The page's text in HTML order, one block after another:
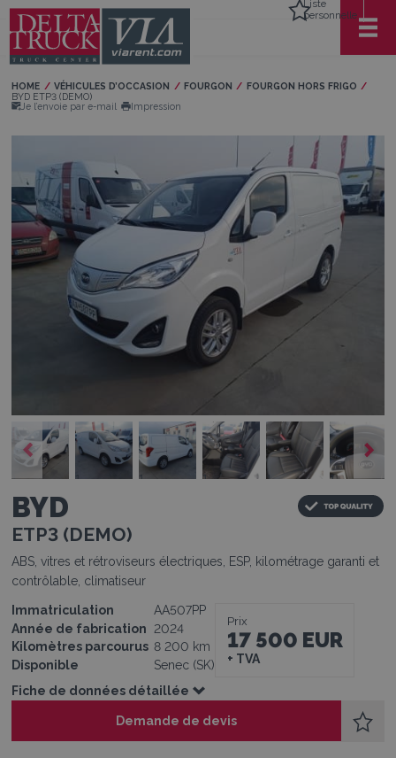
Liste
personnelle
HOME VÉHICULES D’OCCASION FOURGON
FOURGON HORS FRIGO
Current:
BYD ETP3 (DEMO)
Je l’envoie par e-mail
Impression
1 1 1 1 1 1
BYD
ETP3 (DEMO)
ABS, vitres et rétroviseurs électriques, ESP, kilométrage garanti et
contrôlable, climatiseur
Immatriculation
AA507PP
Année de fabrication
2024
Kilomètres parcourus 8 200 km
Disponible
Senec (SK)
Fiche de données détaillée
Prix
17 500 EUR
+ TVA
Demande de devis